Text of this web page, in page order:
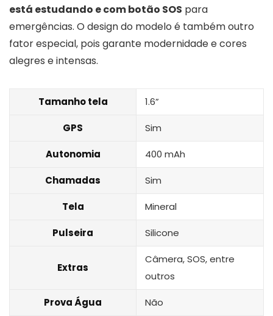
está estudando e com botão SOS para
emergências. O design do modelo é também outro
fator especial, pois garante modernidade e cores
alegres e intensas.
Tamanho tela 1.6”
GPS Sim
Autonomia 400 mAh
Chamadas Sim
Tela Mineral
Pulseira Silicone
Extras
Câmera, SOS, entre
outros
Prova Água Não